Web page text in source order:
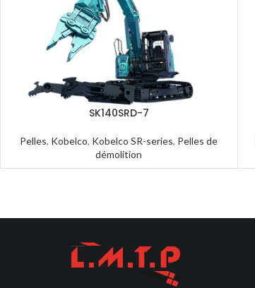
SK140SRD-7
Pelles, Kobelco, Kobelco SR-series, Pelles de
démolition